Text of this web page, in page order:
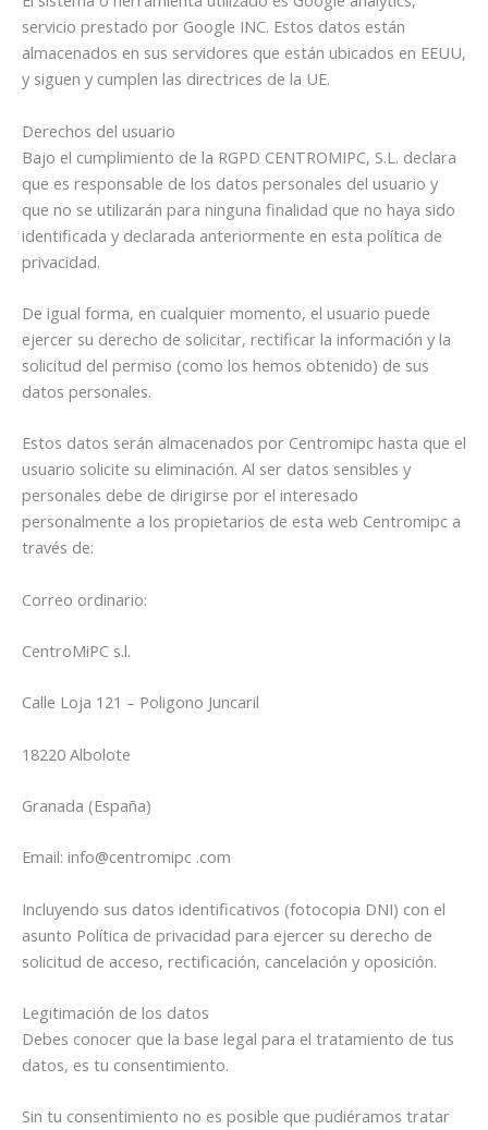
servicio prestado por Google INC. Estos datos están
almacenados en sus servidores que están ubicados en EEUU,
y siguen y cumplen las directrices de la UE.
Derechos del usuario
Bajo el cumplimiento de la RGPD CENTROMIPC, S.L. declara
que es responsable de los datos personales del usuario y
que no se utilizarán para ninguna finalidad que no haya sido
identificada y declarada anteriormente en esta política de
privacidad.
De igual forma, en cualquier momento, el usuario puede
ejercer su derecho de solicitar, rectificar la información y la
solicitud del permiso (como los hemos obtenido) de sus
datos personales.
Estos datos serán almacenados por Centromipc hasta que el
usuario solicite su eliminación. Al ser datos sensibles y
personales debe de dirigirse por el interesado
personalmente a los propietarios de esta web Centromipc a
través de:
Correo ordinario:
CentroMiPC s.l.
Calle Loja 121 – Poligono Juncaril
18220 Albolote
Granada (España)
Email: info@centromipc .com
Incluyendo sus datos identificativos (fotocopia DNI) con el
asunto Política de privacidad para ejercer su derecho de
solicitud de acceso, rectificación, cancelación y oposición.
Legitimación de los datos
Debes conocer que la base legal para el tratamiento de tus
datos, es tu consentimiento.
Sin tu consentimiento no es posible que pudiéramos tratar